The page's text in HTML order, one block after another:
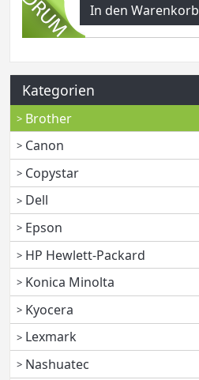
In den Warenkorb
Kategorien
Brother
Canon
Copystar
Dell
Epson
HP Hewlett-Packard
Konica Minolta
Kyocera
Lexmark
Nashuatec